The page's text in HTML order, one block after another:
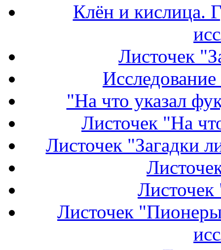
Клён и кислица.
Листочек
"На что указал
Листочек "На
Листочек "Загадки
Листочек